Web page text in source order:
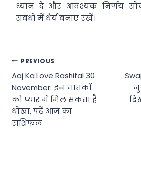
ध्यान दें और आवश्यक निर्णय
संबंधों में धैर्य बनाए रखें।
Post
navigation
PREVIOUS
Aaj Ka Love Rashifal 30
November: इन जातकों
को प्यार में मिल सकता है
धोखा, पढ़ें आज का
राशिफल